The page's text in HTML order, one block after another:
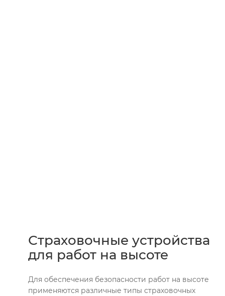
Страховочные устройства
для работ на высоте
Для обеспечения безопасности работ на высоте
применяются различные типы страховочных